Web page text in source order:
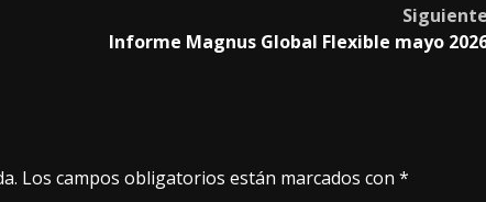
Informe Magnus Global Flexible mayo
Los campos obligatorios están marcados con *